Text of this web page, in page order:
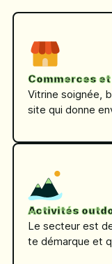
Commerces
Vitrine soignée,
site qui donne
Activités
Le secteur est
te démarque et